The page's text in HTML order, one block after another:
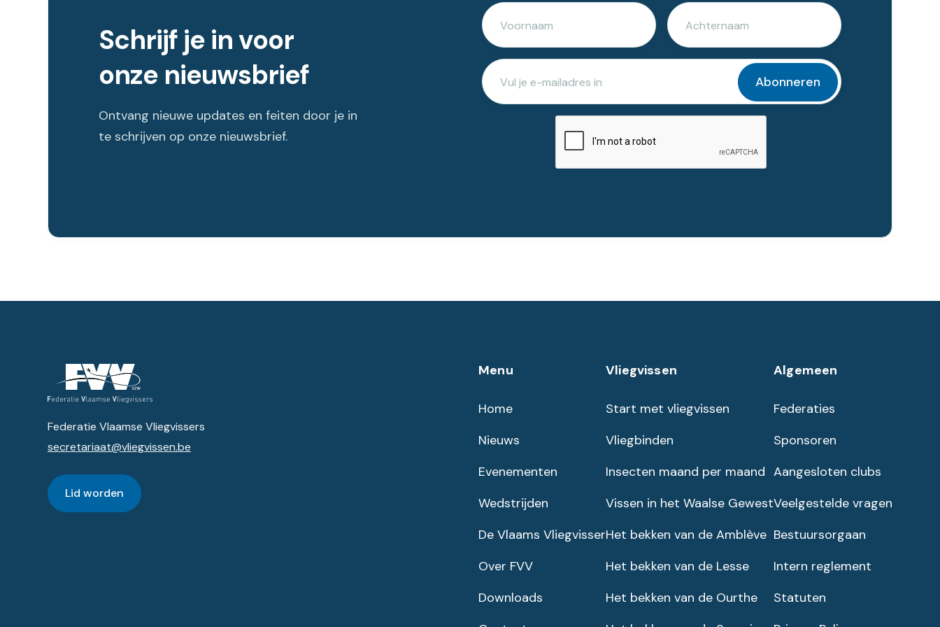
Schrijf je in voor
onze nieuwsbrief
Ontvang nieuwe updates en feiten door je in
te schrijven op onze nieuwsbrief.
Federatie Vlaamse Vliegvissers
secretariaat@vliegvissen.be
Lid worden
Menu
Home
Nieuws
Evenementen
Wedstrijden
De Vlaams Vliegvisser
Over FVV
Downloads
Vliegvissen
Start met vliegvissen
Vliegbinden
Insecten maand per maand
Vissen in het Waalse Gewest
Het bekken van de Amblève
Het bekken van de Lesse
Het bekken van de Ourthe
Algemeen
Federaties
Sponsoren
Aangesloten clubs
Veelgestelde vragen
Bestuursorgaan
Intern reglement
Statuten